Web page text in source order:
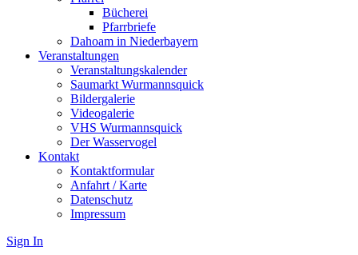
Bücherei
Pfarrbriefe
Dahoam in Niederbayern
Veranstaltungen
Veranstaltungskalender
Saumarkt Wurmannsquick
Bildergalerie
Videogalerie
VHS Wurmannsquick
Der Wasservogel
Kontakt
Kontaktformular
Anfahrt / Karte
Datenschutz
Impressum
Sign In